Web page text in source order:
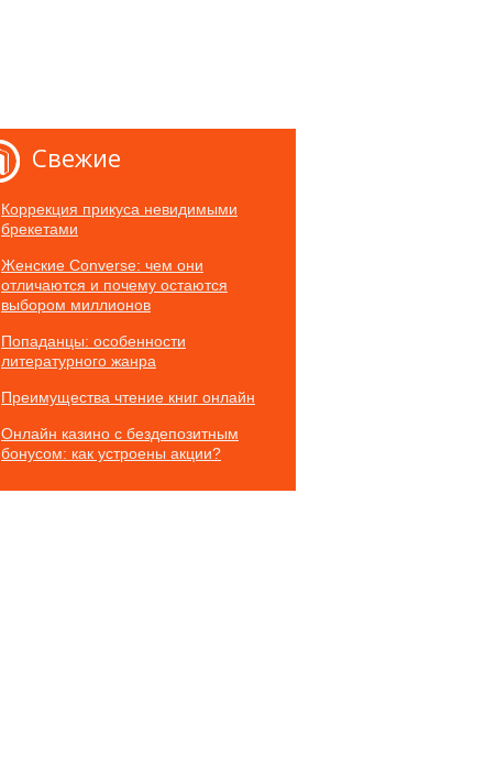
Свежие
Коррекция прикуса невидимыми
брекетами
Женские Converse: чем они
отличаются и почему остаются
выбором миллионов
Попаданцы: особенности
литературного жанра
Преимущества чтение книг онлайн
Онлайн казино с бездепозитным
бонусом: как устроены акции?